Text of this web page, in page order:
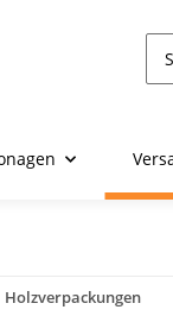
Holzverpackungen